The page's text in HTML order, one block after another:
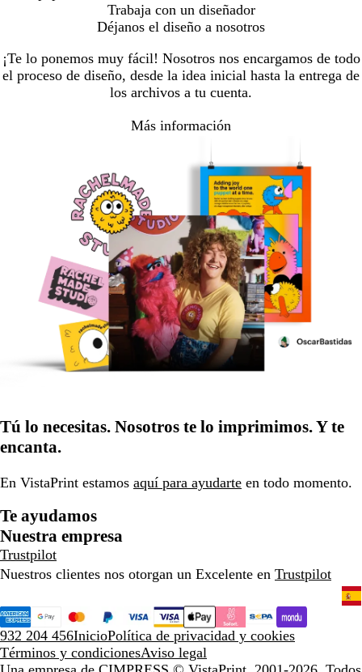
Trabaja con un diseñador
Déjanos el diseño a nosotros
¡Te lo ponemos muy fácil! Nosotros nos encargamos de todo
el proceso de diseño, desde la idea inicial hasta la entrega de
los archivos a tu cuenta.
Más información
Tú lo necesitas. Nosotros te lo imprimimos. Y te
encanta.
En VistaPrint estamos aquí para ayudarte en todo momento.
Te ayudamos
Nuestra empresa
Trustpilot
Nuestros clientes nos otorgan un Excelente en Trustpilot
932 204 456InicioPolítica de privacidad y cookies
Términos y condicionesAviso legal